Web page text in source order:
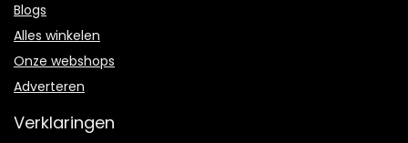
Blogs
Alles winkelen
Onze webshops
Adverteren
Verklaringen